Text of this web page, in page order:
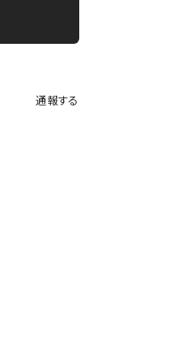
通報する